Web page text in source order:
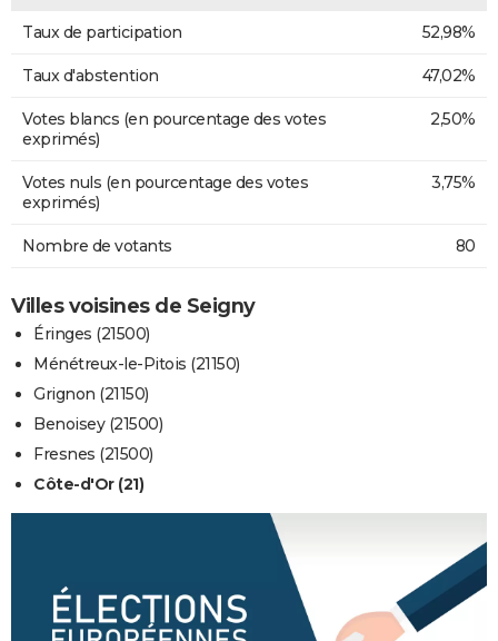
Taux de participation 52,98%
Taux d'abstention 47,02%
Votes blancs (en pourcentage des votes
exprimés)
2,50%
Votes nuls (en pourcentage des votes
exprimés)
3,75%
Nombre de votants 80
Villes voisines de Seigny
Éringes (21500)
Ménétreux-le-Pitois (21150)
Grignon (21150)
Benoisey (21500)
Fresnes (21500)
Côte-d'Or (21)